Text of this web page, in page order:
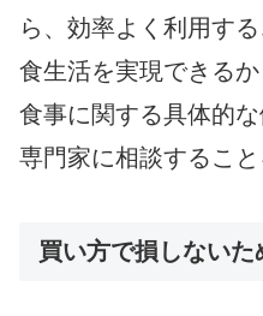
ら、効率よく利用す
食生活を実現できるか
食事に関する具体的な
専門家に相談すること
買い方で損しないた